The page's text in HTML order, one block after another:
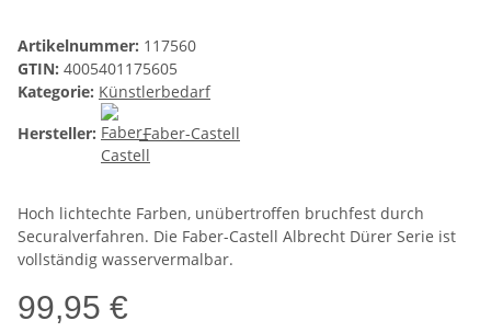
Artikelnummer: 117560
GTIN: 4005401175605
Kategorie: Künstlerbedarf
Hersteller:
Faber-Castell
Hoch lichtechte Farben, unübertroffen bruchfest durch
Securalverfahren. Die Faber-Castell Albrecht Dürer Serie ist
vollständig wasservermalbar.
99,95 €